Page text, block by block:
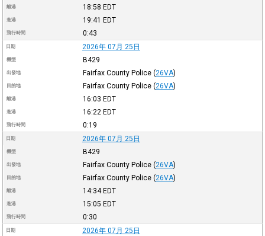
離港 18:58 EDT
進港 19:41 EDT
飛行時間 0:43
日期 2026年 07月 25日
機型 B429
出發地 Fairfax County Police (26VA)
目的地 Fairfax County Police (26VA)
離港 16:03 EDT
進港 16:22 EDT
飛行時間 0:19
日期 2026年 07月 25日
機型 B429
出發地 Fairfax County Police (26VA)
目的地 Fairfax County Police (26VA)
離港 14:34 EDT
進港 15:05 EDT
飛行時間 0:30
日期 2026年 07月 25日